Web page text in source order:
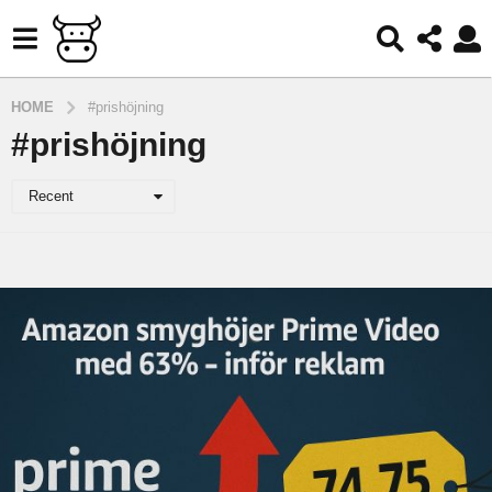
HOME #prishöjning
#prishöjning
Recent